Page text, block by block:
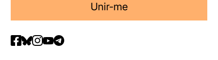
Unir-me